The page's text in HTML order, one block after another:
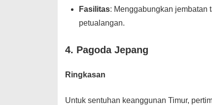
Fasilitas: Menggabungkan jembatan
petualangan.
4. Pagoda Jepang
Ringkasan
Untuk sentuhan keanggunan Timur,